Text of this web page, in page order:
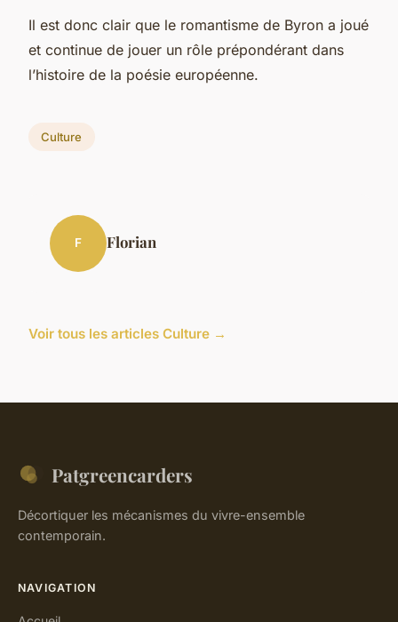
Il est donc clair que le romantisme de Byron a joué
et continue de jouer un rôle prépondérant dans
l’histoire de la poésie européenne.
Culture
F Florian
Voir tous les articles Culture →
Patgreencarders
Décortiquer les mécanismes du vivre-ensemble
contemporain.
NAVIGATION